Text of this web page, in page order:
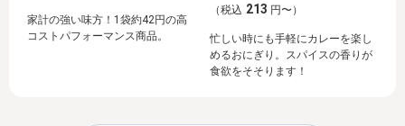
家計の強い味方！1袋約42円の高
コストパフォーマンス商品。
（税込 213 円〜）
忙しい時にも手軽にカレーを楽し
めるおにぎり。スパイスの香りが
食欲をそそります！